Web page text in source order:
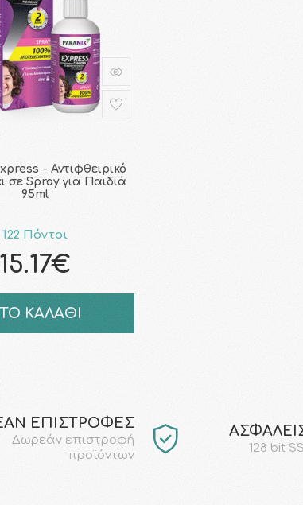
- Αντιφθειρικό
σε Spray για Παιδιά
95ml
122 Πόντοι
15.17€
ΚΑΛΑΘΙ
ΕΠΙΣΤΡΟΦΕΣ
Δωρεάν επιστροφή
προϊόντων
128 bit